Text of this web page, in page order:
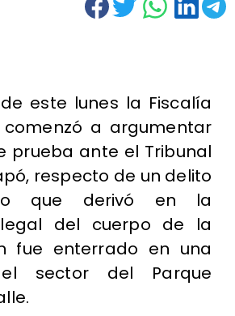
este lunes la Fiscalía
a argumentar
prueba ante el Tribunal
respecto de un delito
que derivó en la
del cuerpo de la
fue enterrado en una
sector del Parque